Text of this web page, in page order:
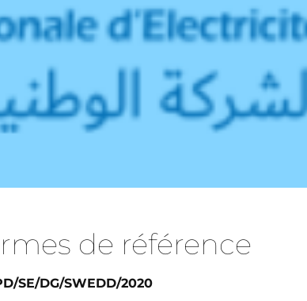
de référence
SE/DG/SWEDD/2020